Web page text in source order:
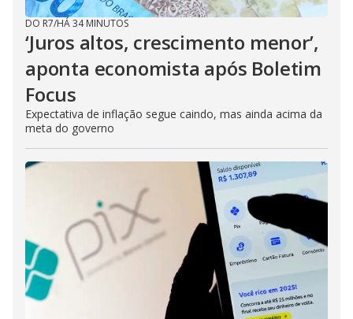
DO R7/HÁ 34 MINUTOS
‘Juros altos, crescimento menor’,
aponta economista após Boletim
Focus
Expectativa de inflação segue caindo, mas ainda acima da
meta do governo